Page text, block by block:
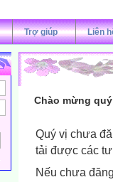
Trợ giúp Liên
Chào mừng
Quý vị chưa
tải được các
Nếu chưa